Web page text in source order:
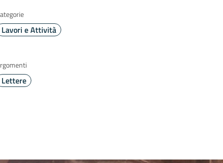
Lavori e Attività
Lettere